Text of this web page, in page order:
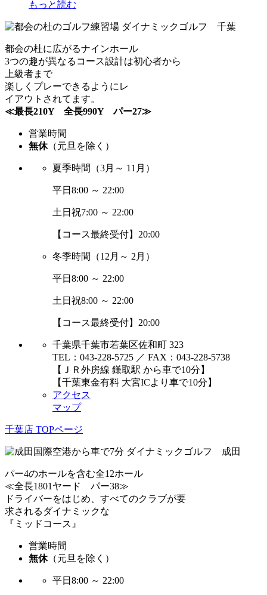
もっと読む
都会の杜に広がるナインホール
3つの趣が異なるコース設計は初心者から
上級者まで
楽しくプレーできるようにレ
イアウトされてます。
≪最長210Y 全長990Y パー27≫
営業時間
無休（元旦を除く）
夏季時間 （3月～ 11月）
平日 8:00 ～ 22:00
土日祝7:00 ～ 22:00
【コース最終受付】20:00
冬季時間 （12月～ 2月）
平日 8:00 ～ 22:00
土日祝8:00 ～ 22:00
【コース最終受付】20:00
千葉県千葉市若葉区佐和町 323
TEL：043-228-5725 ／ FAX：043-228-5738
【ＪＲ外房線 鎌取駅 から車で10分】
【千葉東金有料 大宮ICより車で10分】
アクセス
マップ
千葉店 TOPページ
パー4のホールを含む全12ホール
≪全長1801ヤード パー38≫
ドライバーをはじめ、すべてのクラブが要
求されるダイナミックな
『ミッドコース』
営業時間
無休（元旦を除く）
平日 8:00 ～ 22:00